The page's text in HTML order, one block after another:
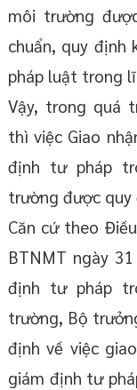
môi trường
chuẩn, quy định
pháp luật trong
Vậy, trong quá
thì việc Giao
định tư pháp
trường được quy
Căn cứ theo
BTNMT ngày
định tư pháp
trường, Bộ
định về việc
giám định tư